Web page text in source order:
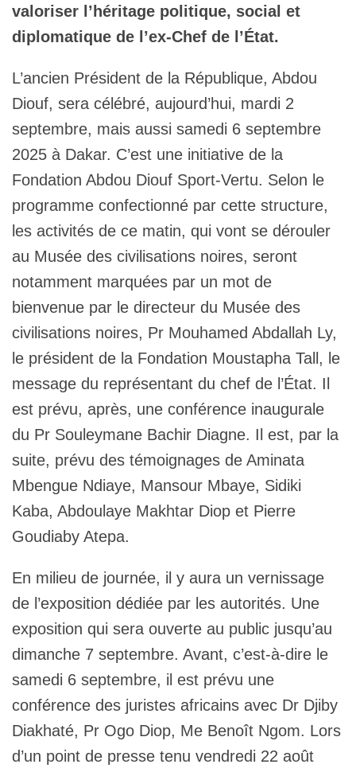
valoriser l’héritage politique, social et
diplomatique de l’ex-Chef de l’État.
L’ancien Président de la République, Abdou
Diouf, sera célébré, aujourd’hui, mardi 2
septembre, mais aussi samedi 6 septembre
2025 à Dakar. C’est une initiative de la
Fondation Abdou Diouf Sport-Vertu. Selon le
programme confectionné par cette structure,
les activités de ce matin, qui vont se dérouler
au Musée des civilisations noires, seront
notamment marquées par un mot de
bienvenue par le directeur du Musée des
civilisations noires, Pr Mouhamed Abdallah Ly,
le président de la Fondation Moustapha Tall, le
message du représentant du chef de l’État. Il
est prévu, après, une conférence inaugurale
du Pr Souleymane Bachir Diagne. Il est, par la
suite, prévu des témoignages de Aminata
Mbengue Ndiaye, Mansour Mbaye, Sidiki
Kaba, Abdoulaye Makhtar Diop et Pierre
Goudiaby Atepa.
En milieu de journée, il y aura un vernissage
de l’exposition dédiée par les autorités. Une
exposition qui sera ouverte au public jusqu’au
dimanche 7 septembre. Avant, c’est-à-dire le
samedi 6 septembre, il est prévu une
conférence des juristes africains avec Dr Djiby
Diakhaté, Pr Ogo Diop, Me Benoît Ngom. Lors
d’un point de presse tenu vendredi 22 août